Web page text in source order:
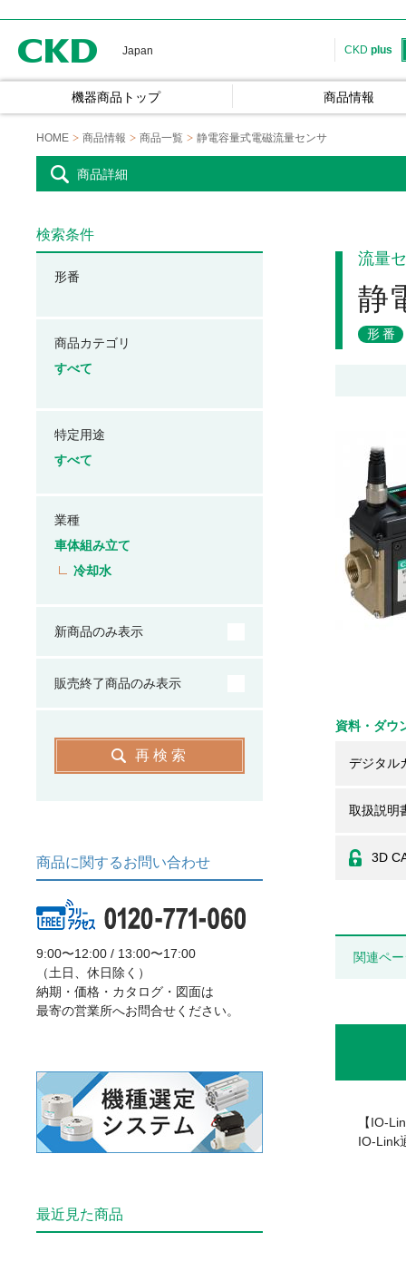
Japan CKD plus
機器商品トップ 商品情報
HOME 商品情報 商品一覧 静電容量式電磁流量センサ
商品詳細
流量
静
形番
資料・ダウ
デジタル
取扱説明
3D
関連ペ
【IO-
IO-Link
検索条件
形番
商品カテゴリ
すべて
特定用途
すべて
業種
車体組み立て
冷却水
新商品のみ表示
販売終了商品のみ表示
再検索
商品に関するお問い合わせ
9:00〜12:00 / 13:00〜17:00
（土日、休日除く）
納期・価格・カタログ・図面は
最寄の営業所へお問合せください。
最近見た商品